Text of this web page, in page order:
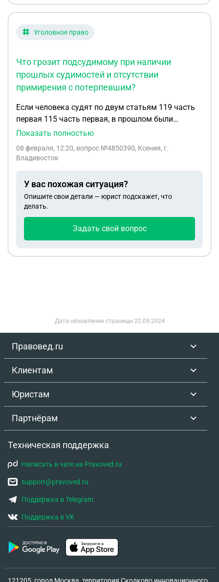
Уголовное право
Что грозит подсудимому при наличии
прошлых судимостей и отсутствии
примирения с потерпевшим?
Если человека судят по двум статьям 119 часть
первая 115 часть первая, в прошлом были
судимости по статьям 158 и 161, также
с потерпевшим не пошёл, и нет совсем
Показать полностью
08 февраля, 12:20, вопрос №4850390, Ксения, г.
Владивосток
У вас похожая ситуация?
Опишите свои детали — юрист подскажет, что
делать.
Задать свой вопрос
Дата обновления страницы 22.09.2024
Правовед.ru
Клиентам
Юристам
Партнёрам
Техническая поддержка
Написать в чате на Pravoved.ru
support@pravoved.ru
Поддержка в Telegram
Поддержка в VK